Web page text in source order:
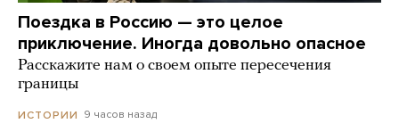
Поездка в Россию — это целое
приключение. Иногда довольно опасное
Расскажите нам о своем опыте пересечения
границы
ИСТОРИИ 9 часов назад